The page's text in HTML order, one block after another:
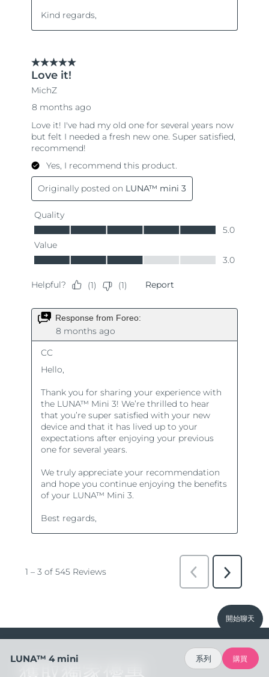
開始聊天
LUNA™ 4 mini 系列 購買